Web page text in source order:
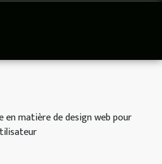
en matière de design web pour